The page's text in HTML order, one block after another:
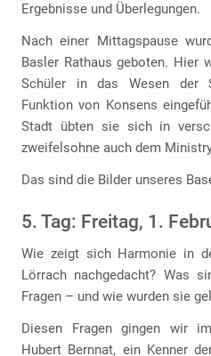
Ergebnisse und Überlegungen.
Nach einer Mittagspause
Basler Rathaus geboten. Hier
Schüler in das Wesen der
Funktion von Konsens
Stadt übten sie sich in
zweifelsohne auch dem
Das sind die Bilder unseres
5. Tag: Freitag, 1.
Wie zeigt sich Harmonie in
Lörrach nachgedacht? Was
Fragen – und wie wurden sie
Diesen Fragen gingen wir
Hubert Bernnat, ein Kenner